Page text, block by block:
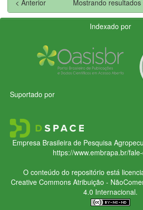
Mostrando
< Anterior
Indexado por
Suportado por
Empresa Brasileira de Pesquisa
https://www.embrapa.br/
O conteúdo do repositório está
Creative CommonsAtribuição -
4.0 Internacional.